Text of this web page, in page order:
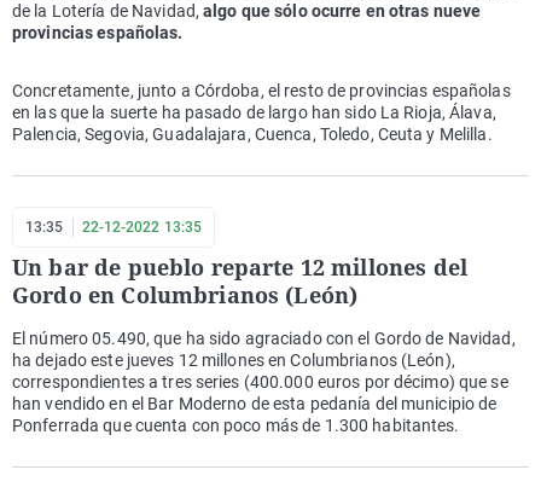
de la Lotería de Navidad,algo que sólo ocurre en otras nueve
provincias españolas.
Concretamente, junto a Córdoba, el resto de provincias españolas
en las que la suerte ha pasado de largo han sido La Rioja, Álava,
Palencia, Segovia, Guadalajara, Cuenca, Toledo, Ceuta y Melilla.
13:35 22-12-2022 13:35
Un bar de pueblo reparte 12 millones del
Gordo en Columbrianos (León)
El número 05.490, que ha sido agraciado con el Gordo de Navidad,
ha dejado este jueves 12 millones en Columbrianos (León),
correspondientes a tres series (400.000 euros por décimo) que se
han vendido en el Bar Moderno de esta pedanía del municipio de
Ponferrada que cuenta con poco más de 1.300 habitantes.